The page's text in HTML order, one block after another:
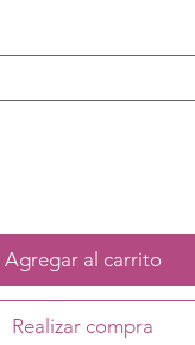
Agregar al carrito
Realizar compra